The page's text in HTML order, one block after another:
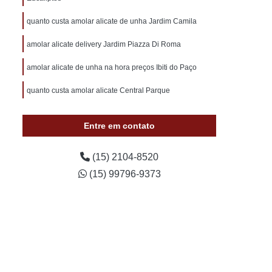
24 Horas
Chaveiro Auto 24 Horas Sorocaba
Horas Zona Norte de Sorocaba
24h Sorocaba
Chave Codificada Sorocaba
de Carro em Sorocaba
Chaveiro Automotivo Sorocaba
quanto custa amolar alicate de unha Jardim Camila
amolar alicate delivery Jardim Piazza Di Roma
amolar alicate de unha na hora preços Ibiti do Paço
quanto custa amolar alicate Central Parque
Entre em contato
(15) 2104-8520
(15) 99796-9373